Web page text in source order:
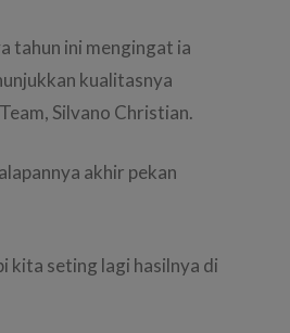
tahun ini mengingat ia
kualitasnya
Silvano Christian.
akhir pekan
kita seting lagi hasilnya di